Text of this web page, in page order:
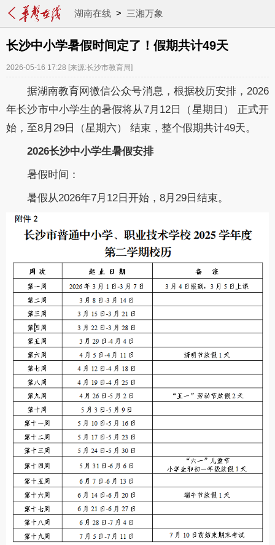
湖南在线> 三湘万象
长沙中小学暑假时间定了！假期共计49天
2026-05-16 17:28 [来源:长沙市教育局]
据湖南教育网微信公众号消息，根据校历安排，2026
年长沙市中小学生的暑假将从7月12日（星期日） 正式开
始，至8月29日（星期六） 结束，整个假期共计49天。
2026长沙中小学生暑假安排
暑假时间：
暑假从2026年7月12日开始，8月29日结束。